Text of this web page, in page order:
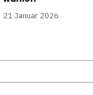
21 Januar 2026